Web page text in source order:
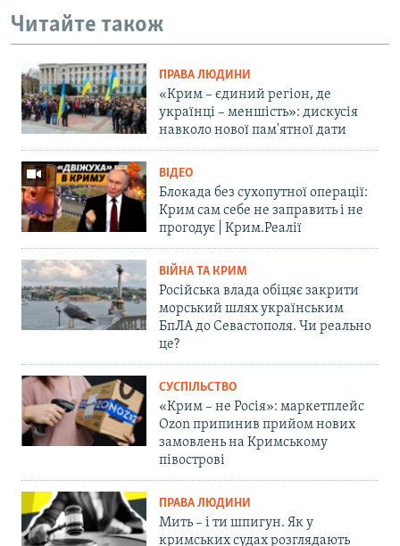
Читайте також
ПРАВА ЛЮДИНИ
«Крим – єдиний регіон, де
українці – меншість»: дискусія
навколо нової пам'ятної дати
ВІДЕО
Блокада без сухопутної операції:
Крим сам себе не заправить і не
прогодує | Крим.Реалії
ВІЙНА ТА КРИМ
Російська влада обіцяє закрити
морський шлях українським
БпЛА до Севастополя. Чи реально
це?
СУСПІЛЬСТВО
«Крим – не Росія»: маркетплейс
Ozon припинив прийом нових
замовлень на Кримському
півострові
ПРАВА ЛЮДИНИ
Мить – і ти шпигун. Як у
кримських судах розглядають